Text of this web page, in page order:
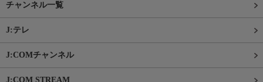
チャンネル一覧
J:テレ
J:COMチャンネル
J:COM STREAM